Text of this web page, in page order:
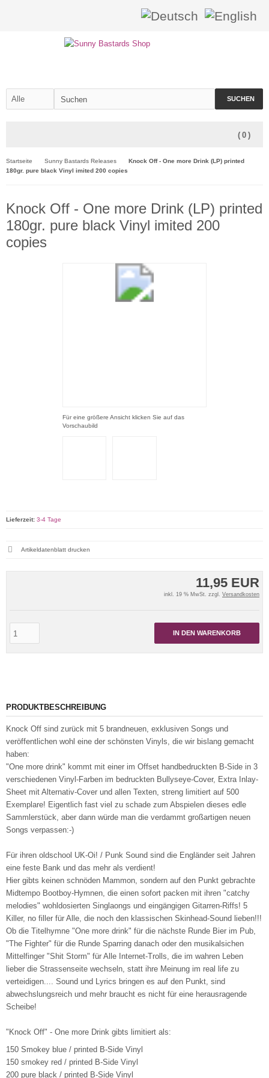
SUCHEN
( 0 )
Startseite Sunny Bastards Releases
Knock Off - One more Drink (LP) printed
180gr. pure black Vinyl imited 200 copies
Knock Off - One more Drink (LP) printed
180gr. pure black Vinyl imited 200
copies
Für eine größere Ansicht klicken Sie auf das
Vorschaubild
11,95 EUR
inkl. 19 % MwSt. zzgl. Versandkosten
IN DEN WARENKORB
Lieferzeit: 3-4 Tage
Artikeldatenblatt drucken
PRODUKTBESCHREIBUNG
Knock Off sind zurück mit 5 brandneuen, exklusiven Songs und
veröffentlichen wohl eine der schönsten Vinyls, die wir bislang gemacht
haben:
"One more drink" kommt mit einer im Offset handbedruckten B-Side in 3
verschiedenen Vinyl-Farben im bedruckten Bullyseye-Cover, Extra Inlay-
Sheet mit Alternativ-Cover und allen Texten, streng limitiert auf 500
Exemplare! Eigentlich fast viel zu schade zum Abspielen dieses edle
Sammlerstück, aber dann würde man die verdammt großartigen neuen
Songs verpassen:-)
Für ihren oldschool UK-Oi! / Punk Sound sind die Engländer seit Jahren
eine feste Bank und das mehr als verdient!
Hier gibts keinen schnöden Mammon, sondern auf den Punkt gebrachte
Midtempo Bootboy-Hymnen, die einen sofort packen mit ihren "catchy
melodies" wohldosierten Singlaongs und eingängigen Gitarren-Riffs! 5
Killer, no filler für Alle, die noch den klassischen Skinhead-Sound lieben!!!
Ob die Titelhymne "One more drink" für die nächste Runde Bier im Pub,
"The Fighter" für die Runde Sparring danach oder den musikalsichen
Mittelfinger "Shit Storm" für Alle Internet-Trolls, die im wahren Leben
lieber die Strassenseite wechseln, statt ihre Meinung im real life zu
verteidigen.... Sound und Lyrics bringen es auf den Punkt, sind
abwechslungsreich und mehr braucht es nicht für eine herausragende
Scheibe!
"Knock Off" - One more Drink gibts limitiert als:
150 Smokey blue / printed B-Side Vinyl
150 smokey red / printed B-Side Vinyl
200 pure black / printed B-Side Vinyl